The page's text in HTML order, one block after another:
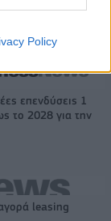
Policy
επενδύσεις 1
το 2028 για την
leasing